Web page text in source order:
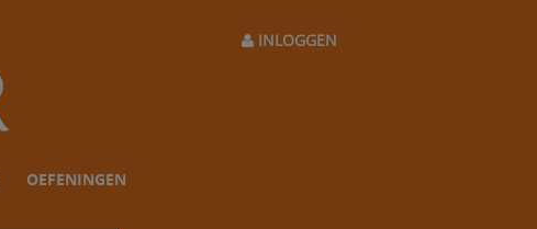
INLOGGEN
OEFENINGEN